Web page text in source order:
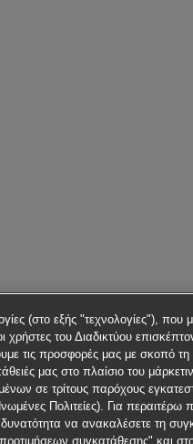
(στο εξής "τεχνολογίες"), που
του Διαδικτύου
τις προσφορές μας με σκοπό τη
μας στο πλαίσιο του
σε τρίτους παρόχους
Πολιτείες). Για περαιτέρω
να ανακαλέσετε τη
συγκατάθεσης" και